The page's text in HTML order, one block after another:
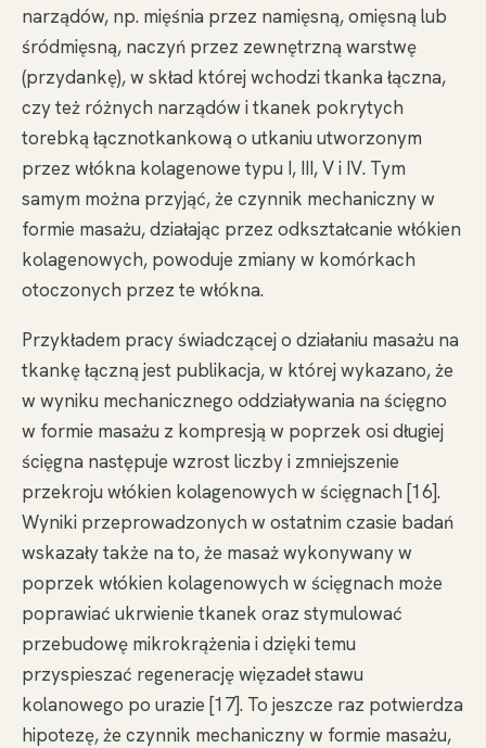
narządów, np. mięśnia przez namięsną, omięsną lub
śródmięsną, naczyń przez zewnętrzną warstwę
(przydankę), w skład której wchodzi tkanka łączna,
czy też różnych narządów i tkanek pokrytych
torebką łącznotkankową o utkaniu utworzonym
przez włókna kolagenowe typu I, III, V i IV. Tym
samym można przyjąć, że czynnik mechaniczny w
formie masażu, działając przez odkształcanie włókien
kolagenowych, powoduje zmiany w komórkach
otoczonych przez te włókna.
Przykładem pracy świadczącej o działaniu masażu na
tkankę łączną jest publikacja, w której wykazano, że
w wyniku mechanicznego oddziaływania na ścięgno
w formie masażu z kompresją w poprzek osi długiej
ścięgna następuje wzrost liczby i zmniejszenie
przekroju włókien kolagenowych w ścięgnach [16].
Wyniki przeprowadzonych w ostatnim czasie badań
wskazały także na to, że masaż wykonywany w
poprzek włókien kolagenowych w ścięgnach może
poprawiać ukrwienie tkanek oraz stymulować
przebudowę mikrokrążenia i dzięki temu
przyspieszać regenerację więzadeł stawu
kolanowego po urazie [17]. To jeszcze raz potwierdza
hipotezę, że czynnik mechaniczny w formie masażu,